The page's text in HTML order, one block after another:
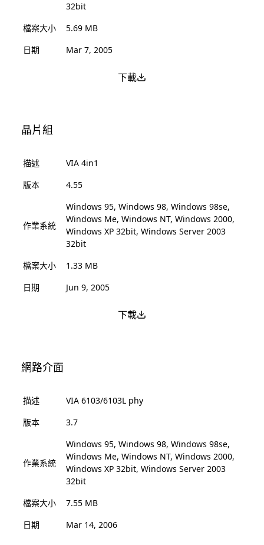
32bit
檔案大小
5.69 MB
日期
Mar 7, 2005
下載
晶片組
描述
VIA 4in1
版本
4.55
作業系統
Windows 95, Windows 98, Windows 98se,
Windows Me, Windows NT, Windows 2000,
Windows XP 32bit, Windows Server 2003
32bit
檔案大小
1.33 MB
日期
Jun 9, 2005
下載
網路介面
描述
VIA 6103/6103L phy
版本
3.7
作業系統
Windows 95, Windows 98, Windows 98se,
Windows Me, Windows NT, Windows 2000,
Windows XP 32bit, Windows Server 2003
32bit
檔案大小
7.55 MB
日期
Mar 14, 2006